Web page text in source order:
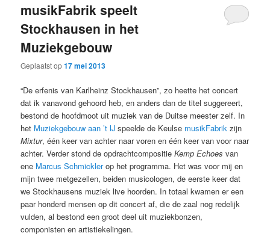
musikFabrik speelt
Stockhausen in het
Muziekgebouw
Geplaatst op17 mei 2013
“De erfenis van Karlheinz Stockhausen”, zo heette het concert
dat ik vanavond gehoord heb, en anders dan de titel suggereert,
bestond de hoofdmoot uit muziek van de Duitse meester zelf. In
het Muziekgebouw aan ’t IJ speelde de Keulse musikFabrik zijn
Mixtur, één keer van achter naar voren en één keer van voor naar
achter. Verder stond de opdrachtcompositieKemp Echoes van
ene Marcus Schmicklerop het programma. Het was voor mij en
mijn twee metgezellen, beiden musicologen, de eerste keer dat
we Stockhausens muziek live hoorden. In totaal kwamen er een
paar honderd mensen op dit concert af, die de zaal nog redelijk
vulden, al bestond een groot deel uit muziekbonzen,
componisten en artistiekelingen.